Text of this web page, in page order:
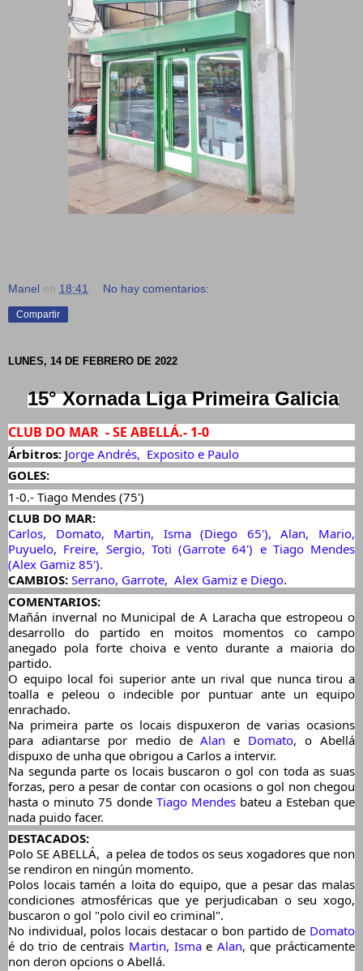
Manel en 18:41 No hay comentarios:
Compartir
LUNES, 14 DE FEBRERO DE 2022
15° Xornada Liga Primeira Galicia
CLUB DO MAR  - SE ABELLÁ.- 1-0
Árbitros: Jorge Andrés,  Exposito e Paulo
GOLES:
1-0.- Tiago Mendes (75')
CLUB DO MAR:
Carlos, Domato, Martin, Isma (Diego 65'), Alan, Mario,
Puyuelo, Freire, Sergio, Toti (Garrote 64') e Tiago Mendes
(Alex Gamiz 85').
CAMBIOS: Serrano, Garrote,  Alex Gamiz e Diego.
COMENTARIOS:
Mañán invernal no Municipal de A Laracha que estropeou o
desarrollo do partido en moitos momentos co campo
anegado pola forte choiva e vento durante a maioria do
partido.
O equipo local foi superior ante un rival que nunca tirou a
toalla e peleou o indecible por puntuar ante un equipo
enrachado.
Na primeira parte os locais dispuxeron de varias ocasions
para adiantarse por medio de Alan e Domato, o Abellá
dispuxo de unha que obrigou a Carlos a intervir.
Na segunda parte os locais buscaron o gol con toda as suas
forzas, pero a pesar de contar con ocasions o gol non chegou
hasta o minuto 75 donde Tiago Mendes bateu a Esteban que
nada puido facer.
DESTACADOS:
Polo SE ABELLÁ,  a pelea de todos os seus xogadores que non
se rendiron en ningún momento.
Polos locais tamén a loita do equipo, que a pesar das malas
condiciones atmosféricas que ye perjudicaban o seu xogo,
buscaron o gol "polo civil eo criminal".
No individual, polos locais destacar o bon partido de Domato
é do trio de centrais Martin, Isma e Alan, que prácticamente
non deron opcions o Abellá.